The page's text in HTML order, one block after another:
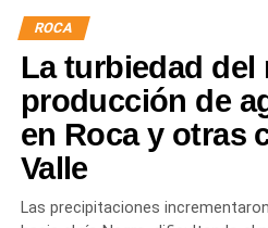
hormigón reforzado con malla
juntas para mejorar la
Desde el DPA destacaron que
parte del plan de
infraestructura hídrica
optimizar la conducción del
seguro para los productores
ROCA
La turbiedad del
producción de
en Roca y otras
Valle
Las precipitaciones